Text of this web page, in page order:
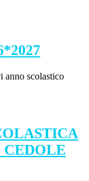
anno scolastico
CEDOLE